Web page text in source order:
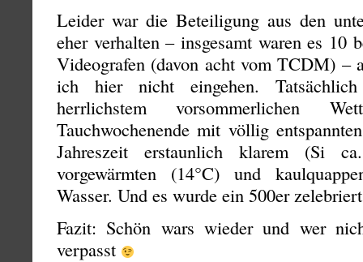
Leider war die Beteiligung aus den
eher verhalten – insgesamt waren es 10
Videografen (davon acht vom TCDM) –
ich hier nicht eingehen.
herrlichstem vorsommerlichen
Tauchwochenende mit völlig
Jahreszeit erstaunlich klarem (Si
vorgewärmten (14°C) und
Wasser. Und es wurde ein 500er
Fazit: Schön wars wieder und wer
verpasst